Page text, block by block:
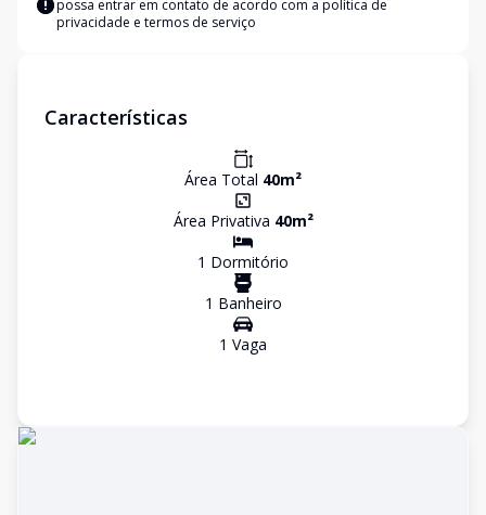
possa entrar em contato de acordo com a política de
privacidade e termos de serviço
Características
Área Total 40m²
Área Privativa 40m²
1 Dormitório
1 Banheiro
1 Vaga